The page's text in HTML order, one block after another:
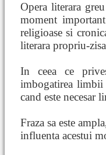
Opera literara
moment
religioase si
literara propriu-
In ceea ce
imbogatirea limbii
cand este necesar
Fraza sa este
influenta acestui